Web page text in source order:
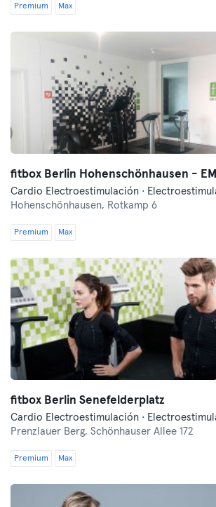
Premium Max
fitbox Berlin Hohenschönhausen -
Cardio Electroestimulación ·
Hohenschönhausen, Rotkamp 6
Premium Max
fitbox Berlin Senefelderplatz
Cardio Electroestimulación ·
Prenzlauer Berg, Schönhauser Allee 172
Premium Max